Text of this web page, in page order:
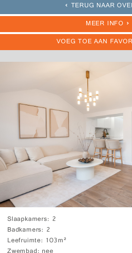
TERUG NAAR
MEER INFO
VOEG TOE AAN
Slaapkamers 2
Badkamers 2
Leefruimte 103m²